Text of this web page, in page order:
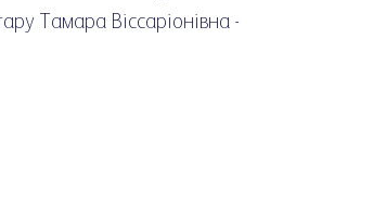
Тамара Віссаріонівна -